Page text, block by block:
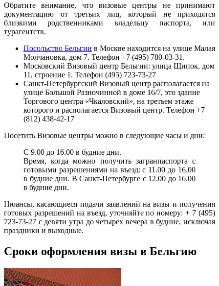
Обратите внимание, что визовые центры не принимают
документацию от третьих лиц, который не приходятся
близкими родственниками владельцу паспорта, или
турагентств.
Посольство Бельгии в Москве находится на улице Малая
Молчановка, дом 7. Телефон +7 (495) 780-03-31.
Московский Визовый центр Бельгии: улица Щипок, дом
11, строение 1. Телефон (495) 723-73-27
Санкт-Петербургский Визовый центр располагается на
улице Большой Разночинной в доме 16/7, это здание
Торгового центра «Чкаловский», на третьем этаже
которого и располагается Визовый центр. Телефон +7
(812) 438-42-17
Посетить Визовые центры можно в следующие часы и дни:
С 9.00 до 16.00 в будние дни.
Время, когда можно получить загранпаспорта с
готовыми разрешениями на въезд: с 11.00 до 16.00
в будние дни. В Санкт-Петербурге с 12.00 до 16.00
в будние дни.
Нюансы, касающиеся подачи заявлений на визы и получения
готовых разрешений на въезд, уточняйте по номеру: + 7 (495)
723-73-27 с девяти утра до четырех вечера в будние, исключая
праздники и выходные.
Сроки оформления визы в Бельгию